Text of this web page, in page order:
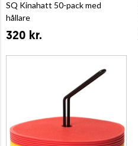
SQ Kinahatt 50-pack med
hållare
320 kr.